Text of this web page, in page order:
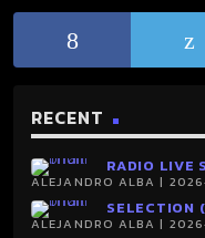
RECENT
RADIO LIVE
ALEJANDRO ALBA |
ALEJANDRO ALBA |